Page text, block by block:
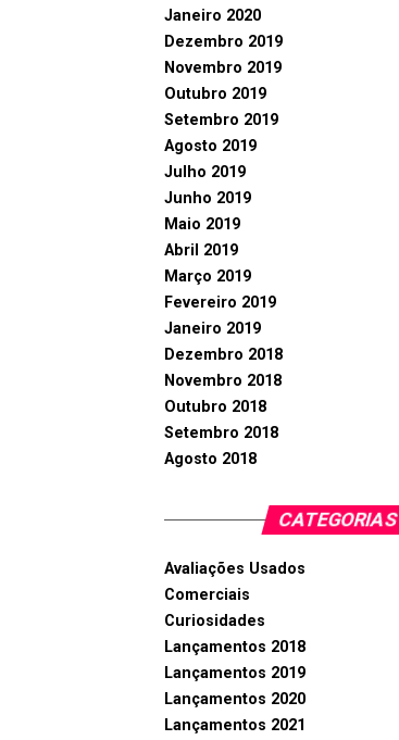
Janeiro 2020
Dezembro 2019
Novembro 2019
Outubro 2019
Setembro 2019
Agosto 2019
Julho 2019
Junho 2019
Maio 2019
Abril 2019
Março 2019
Fevereiro 2019
Janeiro 2019
Dezembro 2018
Novembro 2018
Outubro 2018
Setembro 2018
Agosto 2018
CATEGORIAS
Avaliações Usados
Comerciais
Curiosidades
Lançamentos 2018
Lançamentos 2019
Lançamentos 2020
Lançamentos 2021